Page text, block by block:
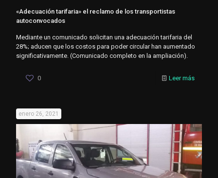
«Adecuación tarifaria» el reclamo de los transportistas
autoconvocados
Mediante un comunicado solicitan una adecuación tarifaria del
28%; aducen que los costos para poder circular han aumentado
significativamente. (Comunicado completo en la ampliación).
0 Leer más
enero 26, 2021